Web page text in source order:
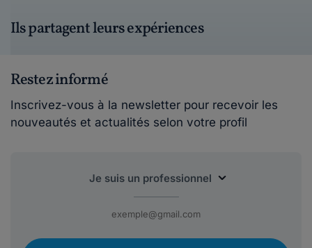
Ils partagent leurs expériences
Restez informé
Inscrivez-vous à la newsletter pour recevoir les
nouveautés et actualités selon votre profil